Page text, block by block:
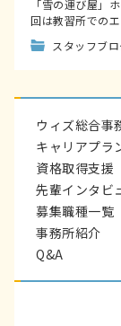
「雪の運び屋」
回は教習所での
スタッフブ
ウィズ総合事
キャリアプラ
資格取得支援
先輩インタビ
募集職種一覧
事務所紹介
Q&A